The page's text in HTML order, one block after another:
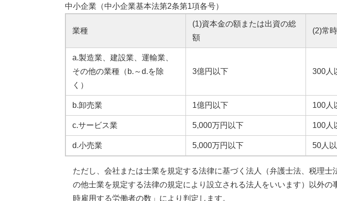
中小企業（中小企業基本法第2条第1項各号）
業種
(1)資本金の額または出資の総
額
(2)常
a.製造業、建設業、運輸業、
その他の業種（b.～d.を除
く）
3億円以下 300人
b.卸売業 1億円以下 100人
c.サービス業 5,000万円以下 100人
d.小売業 5,000万円以下 50人
ただし、会社または士業を規定する法律に基づく法人（弁護士法、税理士
の他士業を規定する法律の規定により設立される法人をいいます）以外の
時雇用する労働者の数」により判定します。